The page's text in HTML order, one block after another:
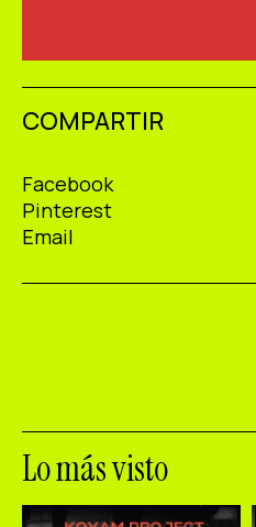
COMPARTIR
Facebook
Pinterest
Email
Lo más visto